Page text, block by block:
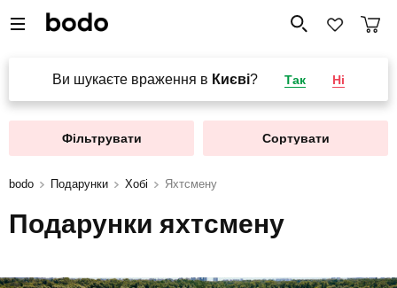
Ви шукаєте враження в Києві? Так Ні
Фільтрувати Сортувати
bodo Подарунки Хобі Яхтсмену
Подарунки яхтсмену